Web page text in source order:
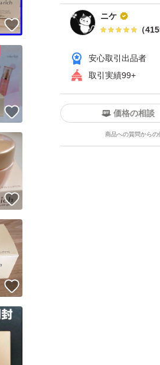
ニケ
（
安心取引出品者
取引実績99+
実績について
ユーザーにバッジを付与しています
価格の相談
商品への質問から
報をコピーします
いいね！